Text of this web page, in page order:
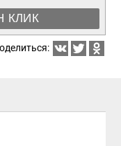
КЛИК